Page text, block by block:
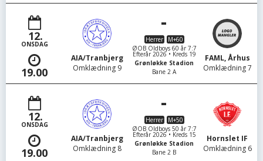
12.
ONSDAG
19.00
AIA/Tranbjerg
Omklædning 9
-
Herrer
M+60
ØOB Oldboys 60 år 7:7
Efterår 2026 • Kreds 19
Grønløkke Stadion
Bane 2 A
FAML, Århus
Omklædning 7
12.
ONSDAG
19.00
AIA/Tranbjerg
Omklædning 8
-
Herrer
M+50
ØOB Oldboys 50 år 7:7
Efterår 2026 • Kreds 15
Grønløkke Stadion
Bane 2 B
Hornslet IF
Omklædning 6